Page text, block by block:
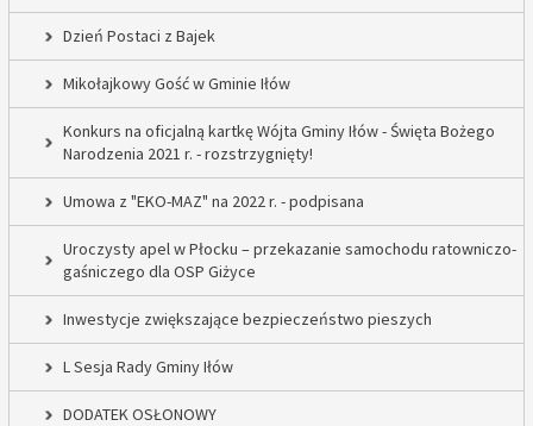
Dzień Postaci z Bajek
Mikołajkowy Gość w Gminie Iłów
Konkurs na oficjalną kartkę Wójta Gminy Iłów - Święta Bożego
Narodzenia 2021 r. - rozstrzygnięty!
Umowa z "EKO-MAZ" na 2022 r. - podpisana
Uroczysty apel w Płocku – przekazanie samochodu ratowniczo-
gaśniczego dla OSP Giżyce
Inwestycje zwiększające bezpieczeństwo pieszych
L Sesja Rady Gminy Iłów
DODATEK OSŁONOWY